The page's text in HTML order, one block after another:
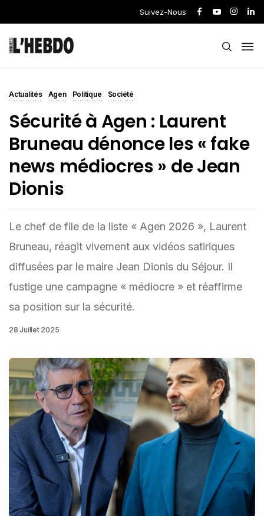
Suivez-Nous
Actualités Agen Politique Société
Sécurité à Agen : Laurent
Bruneau dénonce les « fake
news médiocres » de Jean
Dionis
Le chef de file de la liste « Agen 2026 », Laurent
Bruneau, réagit vivement aux vidéos satiriques
diffusées par le maire Jean Dionis du Séjour. Il
fustige une campagne « médiocre » et réaffirme
sa position sur la sécurité.
28 Juillet 2025